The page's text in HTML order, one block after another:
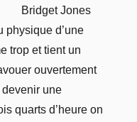
Bridget Jones
physique d’une
trop et tient un
ouvertement
une
quarts d’heure on